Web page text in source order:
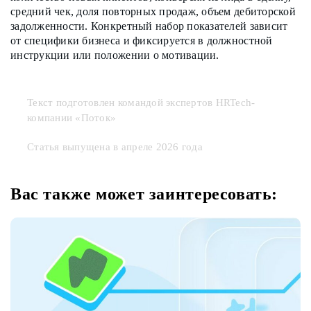
средний чек, доля повторных продаж, объем дебиторской
задолженности. Конкретный набор показателей зависит
от специфики бизнеса и фиксируется в должностной
инструкции или положении о мотивации.
Текст подготовлен командой экспертов HRTech-
компании «Поток»
Статья выпущена в апреле 2026 года
Вас также может заинтересовать: